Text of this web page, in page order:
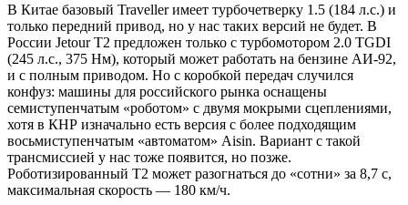
В Китае базовый Traveller имеет турбочетверку 1.5 (184 л.с.) и
только передний привод, но у нас таких версий не будет. В
России Jetour T2 предложен только с турбомотором 2.0 TGDI
(245 л.с., 375 Нм), который может работать на бензине АИ-92,
и с полным приводом. Но с коробкой передач случился
конфуз: машины для российского рынка оснащены
семиступенчатым «роботом» с двумя мокрыми сцеплениями,
хотя в КНР изначально есть версия с более подходящим
восьмиступенчатым «автоматом» Aisin. Вариант с такой
трансмиссией у нас тоже появится, но позже.
Роботизированный T2 может разогнаться до «сотни» за 8,7 с,
максимальная скорость — 180 км/ч.